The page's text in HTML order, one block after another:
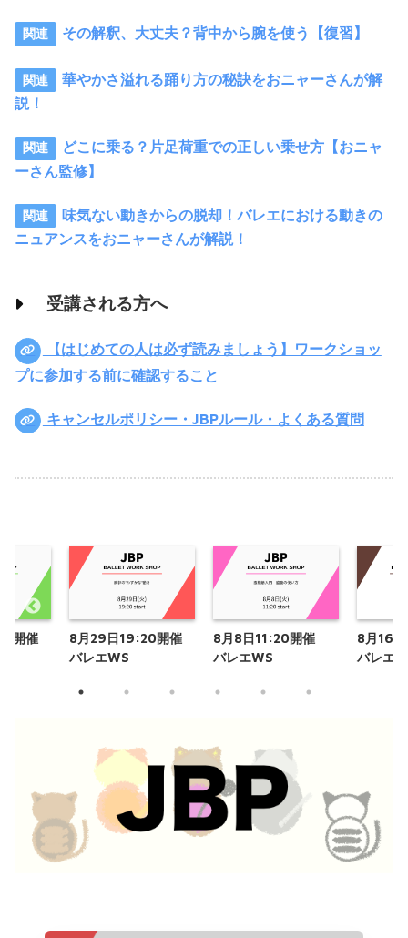
その解釈、大丈夫？背中から腕を使う【復習】
華やかさ溢れる踊り方の秘訣をおニャーさんが解
説！
どこに乗る？片足荷重での正しい乗せ方【おニャ
ーさん監修】
味気ない動きからの脱却！バレエにおける動きの
ニュアンスをおニャーさんが解説！
受講される方へ
【はじめての人は必ず読みましょう】ワークショッ
プに参加する前に確認すること
キャンセルポリシー・JBPルール・よくある質問
開催
8月29日19:20開催
バレエWS
8月8日11:20開催
バレエWS
8月16
バレエ